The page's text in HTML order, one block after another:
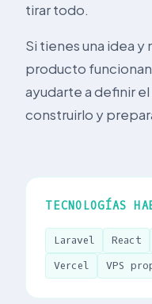
tirar todo.
Si tienes una idea
producto
ayudarte a definir
construirlo y
TECNOLOGÍAS
Laravel React
Vercel
VPS